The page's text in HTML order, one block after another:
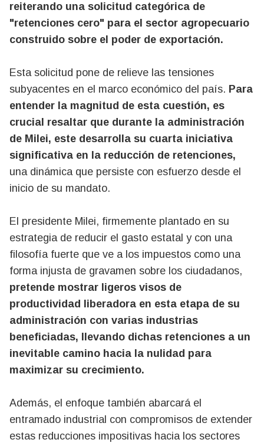
reiterando una solicitud categórica de
"retenciones cero" para el sector agropecuario
construido sobre el poder de exportación.
Esta solicitud pone de relieve las tensiones
subyacentes en el marco económico del país. Para
entender la magnitud de esta cuestión, es
crucial resaltar que durante la administración
de Milei, este desarrolla su cuarta iniciativa
significativa en la reducción de retenciones,
una dinámica que persiste con esfuerzo desde el
inicio de su mandato.
El presidente Milei, firmemente plantado en su
estrategia de reducir el gasto estatal y con una
filosofía fuerte que ve a los impuestos como una
forma injusta de gravamen sobre los ciudadanos,
pretende mostrar ligeros visos de
productividad liberadora en esta etapa de su
administración con varias industrias
beneficiadas, llevando dichas retenciones a un
inevitable camino hacia la nulidad para
maximizar su crecimiento.
Además, el enfoque también abarcará el
entramado industrial con compromisos de extender
estas reducciones impositivas hacia los sectores